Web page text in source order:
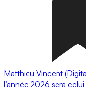
Matthieu Vincent
l’année 2026 sera